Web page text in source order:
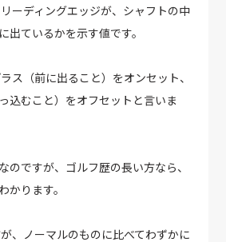
ーディングエッジが、シャフトの中
出ているかを示す値です。
ス（前に出ること）をオンセット、
込むこと）をオフセットと言いま
のですが、ゴルフ歴の長い方なら、
かります。
、ノーマルのものに比べてわずかに